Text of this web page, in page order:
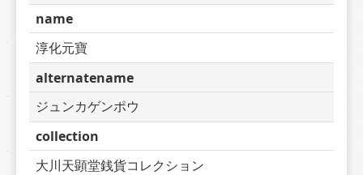
name
淳化元寶
alternatename
ジュンカゲンポウ
collection
大川天顕堂銭貨コレクション